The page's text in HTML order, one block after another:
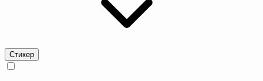
Стикер